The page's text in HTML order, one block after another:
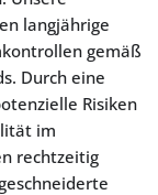
langjährige
gemäß
Durch eine
Risiken
im
rechtzeitig